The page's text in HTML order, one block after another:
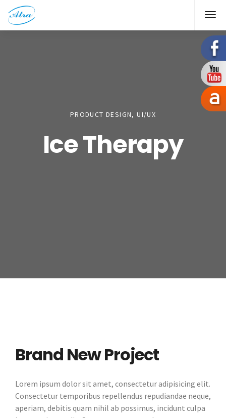
PRODUCT DESIGN, UI/UX
Ice Therapy
Brand New Project
Lorem ipsum dolor sit amet, consectetur adipisicing elit.
Consectetur temporibus repellendus repudiandae neque,
aperiam, debitis quam nihil ab possimus, incidunt culpa